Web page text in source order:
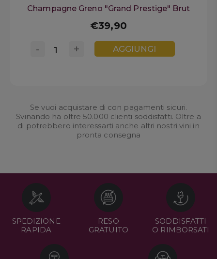
Champagne Greno "Grand Prestige" Brut
€39,90
+
- AGGIUNGI
Se vuoi acquistare di con pagamenti sicuri.
Svinando ha oltre 50.000 clienti soddisfatti. Oltre a
di potrebbero interessarti anche altri nostri vini in
pronta consegna
SPEDIZIONE
RAPIDA
RESO
GRATUITO
SODDISFATTI
O RIMBORSATI